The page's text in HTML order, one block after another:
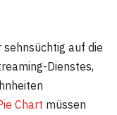
auf die
Dienstes,
Chart müssen